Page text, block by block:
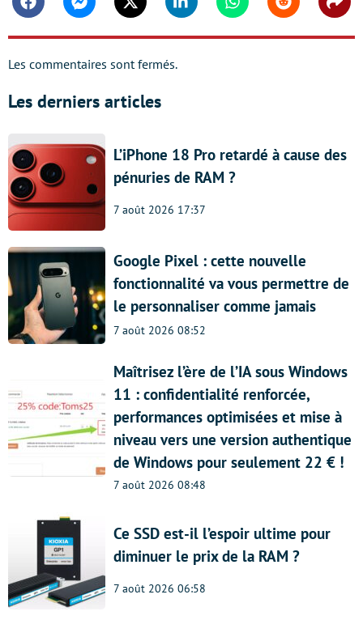
FacebookMessengerTwitter Linkedin WhatsappReddit
Les commentaires sont fermés.
Les derniers articles
L’iPhone 18 Pro retardé à cause des
pénuries de RAM ?
7 août 2026 17:37
Google Pixel : cette nouvelle
fonctionnalité va vous permettre de
le personnaliser comme jamais
7 août 2026 08:52
Maîtrisez l’ère de l’IA sous Windows
11 : confidentialité renforcée,
performances optimisées et mise à
niveau vers une version authentique
de Windows pour seulement 22 € !
7 août 2026 08:48
Ce SSD est-il l’espoir ultime pour
diminuer le prix de la RAM ?
7 août 2026 06:58